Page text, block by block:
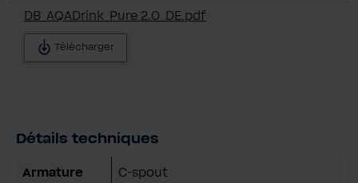
DB_AQADrink_Pure 2.0_DE.pdf
Télécharger
Détails techniques
Armature
C-spout